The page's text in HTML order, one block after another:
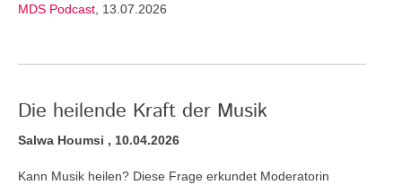
MDS Podcast , 13.07.2026
Die heilende Kraft der Musik
Salwa Houmsi , 10.04.2026
Kann Musik heilen? Diese Frage erkundet Moderatorin